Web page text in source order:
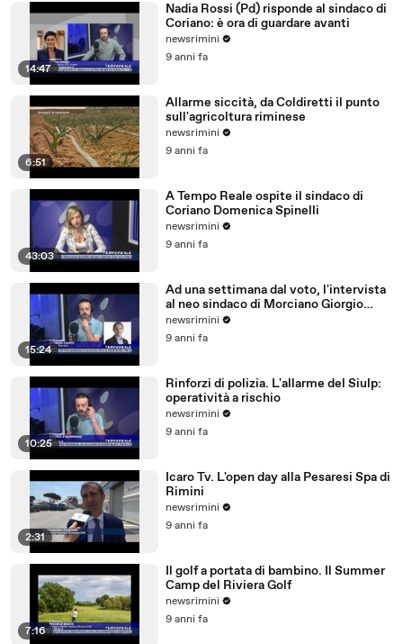
14:47
Nadia Rossi (Pd) risponde al sindaco di
Coriano: è ora di guardare avanti
newsrimini
9 anni fa
6:51
Allarme siccità, da Coldiretti il punto
sull'agricoltura riminese
newsrimini
9 anni fa
43:03
A Tempo Reale ospite il sindaco di
Coriano Domenica Spinelli
newsrimini
9 anni fa
15:24
Ad una settimana dal voto, l'intervista
al neo sindaco di Morciano Giorgio
Ciotti
newsrimini
9 anni fa
10:25
Rinforzi di polizia. L'allarme del Siulp:
operatività a rischio
newsrimini
9 anni fa
2:31
Icaro Tv. L'open day alla Pesaresi Spa di
Rimini
newsrimini
9 anni fa
7:16
Il golf a portata di bambino. Il Summer
Camp del Riviera Golf
newsrimini
9 anni fa